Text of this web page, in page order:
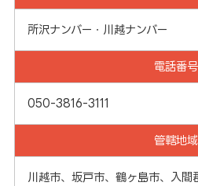
所沢ナンバー・川越ナンバー
電話番号
050-3816-3111
管轄地域
川越市、坂戸市、鶴ヶ島市、入間